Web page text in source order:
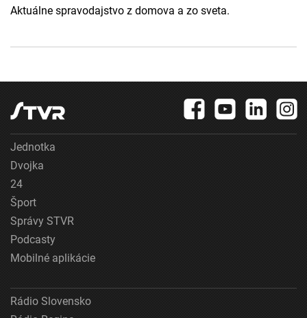
Aktuálne spravodajstvo z domova a zo sveta.
Jednotka
Dvojka
24
Šport
Správy STVR
Podcasty
Mobilné aplikácie
Rádio Slovensko